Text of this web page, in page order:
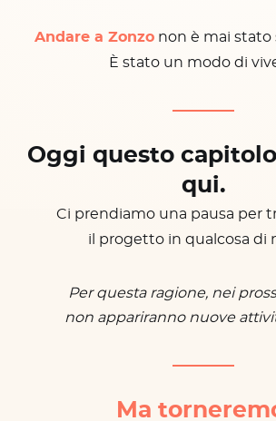
Andare a Zonzonon è mai stato
È stato un modo di
Oggi questo
qui.
Ci prendiamo una pausa per
il progetto in qualcosa di
Per questa ragione, nei
non appariranno nuove
Ma